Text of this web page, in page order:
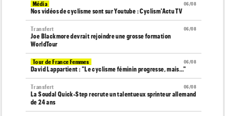
06/08
Média
Nos vidéos de cyclisme sont sur Youtube : Cyclism'Actu TV
06/08
Transfert
Joe Blackmore devrait rejoindre une grosse formation
WorldTour
06/08
Tour de France Femmes
David Lappartient : "Le cyclisme féminin progresse, mais…"
06/08
Transfert
La Soudal Quick-Step recrute un talentueux sprinteur allemand
de 24 ans